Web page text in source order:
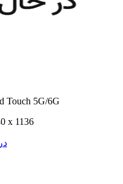
Touch 5G/6G
x 1136